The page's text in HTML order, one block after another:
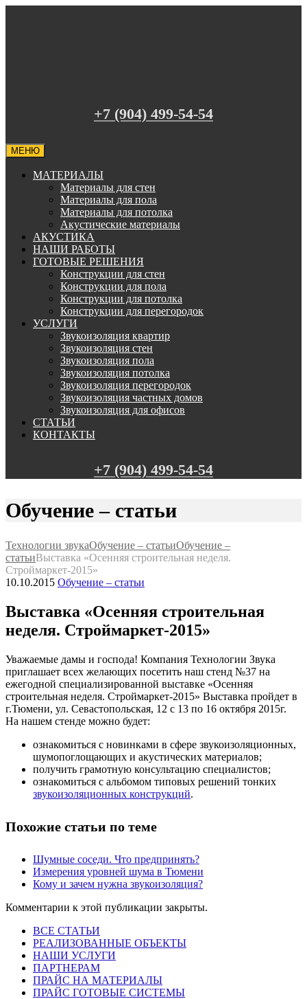
+7 (904) 499-54-54
МЕНЮ
МАТЕРИАЛЫ
Материалы для стен
Материалы для пола
Материалы для потолка
Акустические материалы
АКУСТИКА
НАШИ РАБОТЫ
ГОТОВЫЕ РЕШЕНИЯ
Конструкции для стен
Конструкции для пола
Конструкции для потолка
Конструкции для перегородок
УСЛУГИ
Звукоизоляция квартир
Звукоизоляция стен
Звукоизоляция пола
Звукоизоляция потолка
Звукоизоляция перегородок
Звукоизоляция частных домов
Звукоизоляция для офисов
СТАТЬИ
КОНТАКТЫ
+7 (904) 499-54-54
Обучение – статьи
Технологии звукаОбучение – статьиОбучение –
статьиВыставка «Осенняя строительная неделя.
Строймаркет-2015»
10.10.2015 Обучение – статьи
Выставка «Осенняя строительная
неделя. Строймаркет-2015»
Уважаемые дамы и господа! Компания Технологии Звука
приглашает всех желающих посетить наш стенд №37 на
ежегодной специализированной выставке «Осенняя
строительная неделя. Строймаркет-2015» Выставка пройдет в
г.Тюмени, ул. Севастопольская, 12 с 13 по 16 октября 2015г.
На нашем стенде можно будет:
ознакомиться с новинками в сфере звукоизоляционных,
шумопоглощающих и акустических материалов;
получить грамотную консультацию специалистов;
ознакомиться с альбомом типовых решений тонких
звукоизоляционных конструкций.
Похожие статьи по теме
Шумные соседи. Что предпринять?
Измерения уровней шума в Тюмени
Кому и зачем нужна звукоизоляция?
Комментарии к этой публикации закрыты.
ВСЕ СТАТЬИ
РЕАЛИЗОВАННЫЕ ОБЪЕКТЫ
НАШИ УСЛУГИ
ПАРТНЕРАМ
ПРАЙС НА МАТЕРИАЛЫ
ПРАЙС ГОТОВЫЕ СИСТЕМЫ